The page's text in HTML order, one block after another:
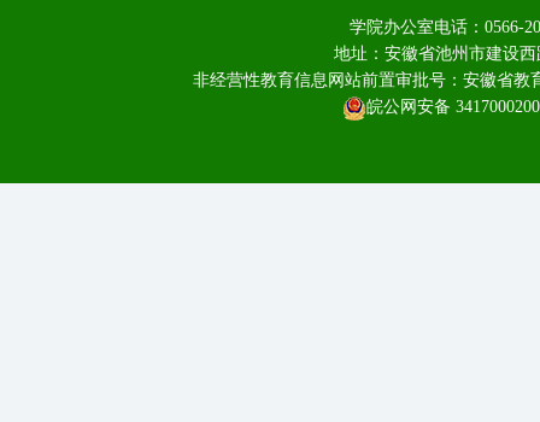
学院办公室电话：0566-
地址：安徽省池州市建设
非经营性教育信息网站前置审批号：安徽省
皖公网安备